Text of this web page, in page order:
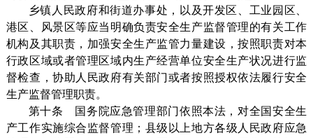
乡镇人民政府和街道办事处，以及开发区、工业园区、
港区、风景区等应当明确负责安全生产监督管理的有关工作
机构及其职责，加强安全生产监管力量建设，按照职责对本
行政区域或者管理区域内生产经营单位安全生产状况进行监
督检查，协助人民政府有关部门或者按照授权依法履行安全
生产监督管理职责。
第十条 国务院应急管理部门依照本法，对全国安全生
产工作实施综合监督管理；县级以上地方各级人民政府应急